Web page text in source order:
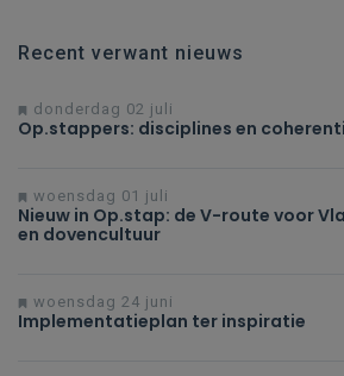
Recent verwant nieuws
donderdag 02 juli
Op.stappers: disciplines en
woensdag 01 juli
Nieuw in Op.stap: de V-route voor
en dovencultuur
woensdag 24 juni
Implementatieplan ter inspiratie